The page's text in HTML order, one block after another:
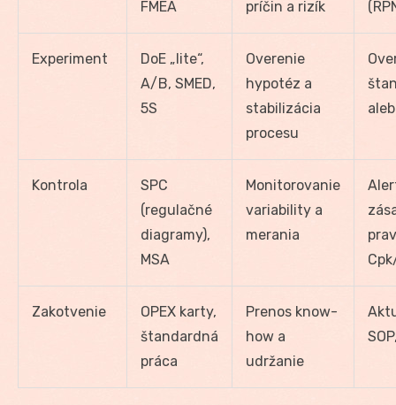
FMEA
príčin a rizík
Experiment
DoE „lite“,
A/B, SMED,
5S
Overenie
hypotéz a
stabilizácia
procesu
Kontrola
SPC
(regulačné
diagramy),
MSA
Monitorovanie
variability a
merania
Zakotvenie
OPEX karty,
štandardná
práca
Prenos know-
how a
udržanie